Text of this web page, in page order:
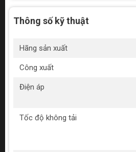
Thông số kỹ thuật
Hãng sản xuất
Công xuất
Điện áp
Tốc độ không tải